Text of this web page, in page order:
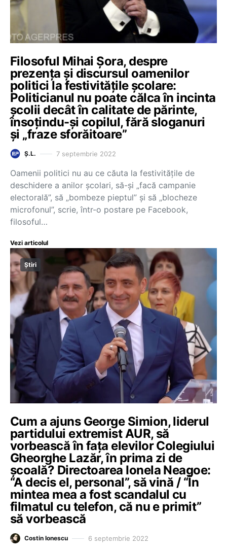
Filosoful Mihai Șora, despre
prezența și discursul oamenilor
politici la festivitățile școlare:
Politicianul nu poate călca în incinta
școlii decât în calitate de părinte,
însoțindu-și copilul, fără sloganuri
și „fraze sforăitoare”
Ș.L. 7 septembrie 2022
Oamenii politici nu au ce căuta la festivitățile de
deschidere a anilor școlari, să-și „facă campanie
electorală”, să „bombeze pieptul” și să „blocheze
microfonul”, scrie, într-o postare pe Facebook,
filosoful…
Vezi articolul
Știri
Cum a ajuns George Simion, liderul
partidului extremist AUR, să
vorbească în fața elevilor Colegiului
Gheorghe Lazăr, în prima zi de
școală? Directoarea Ionela Neagoe:
“A decis el, personal”, să vină / “În
mintea mea a fost scandalul cu
filmatul cu telefon, că nu e primit”
să vorbească
Costin Ionescu 6 septembrie 2022